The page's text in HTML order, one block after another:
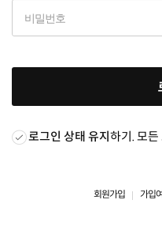
로그인 상태 유지하기. 모든
회원가입 가입